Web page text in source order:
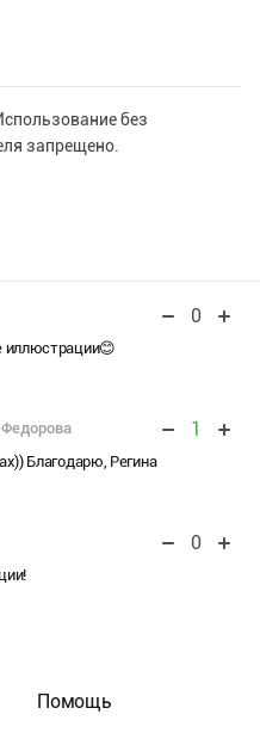
без
запрещено.
0
иллюстрации😊
Федорова 1
Благодарю, Регина
0
Помощь